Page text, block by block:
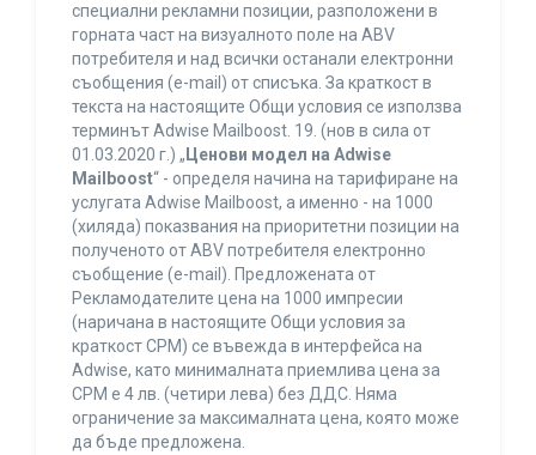
специални рекламни позиции, разположени в
горната част на визуалното поле на ABV
потребителя и над всички останали електронни
съобщения (e-mail) от списъка. За краткост в
текста на настоящите Общи условия се използва
терминът Adwise Mailboost. 19. (нов в сила от
01.03.2020 г.) „ Ценови модел на Adwise
Mailboost“ - определя начина на тарифиране на
услугата Adwise Mailboost, а именно - на 1000
(хиляда) показвания на приоритетни позиции на
полученото от ABV потребителя електронно
съобщение (e-mail). Предложената от
Рекламодателите цена на 1000 импресии
(наричана в настоящите Общи условия за
краткост CPM) се въвежда в интерфейса на
Adwise, като минималната приемлива цена за
CPM е 4 лв. (четири лева) без ДДС. Няма
ограничение за максималната цена, която може
да бъде предложена.